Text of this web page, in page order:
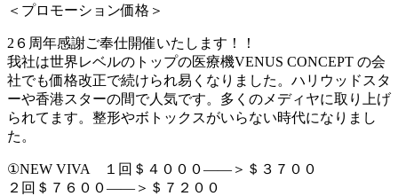
＜プロモーション価格＞
2６周年感謝ご奉仕開催いたします！！
我社は世界レベルのトップの医療機VENUS CONCEPT の会
社でも価格改正で続けられ易くなりました。ハリウッドスタ
ーや香港スターの間で人気です。多くのメディヤに取り上げ
られてます。整形やボトックスがいらない時代になりまし
た。
①NEW VIVA １回＄４０００――＞＄３７００
２回＄７６００――＞＄７２００